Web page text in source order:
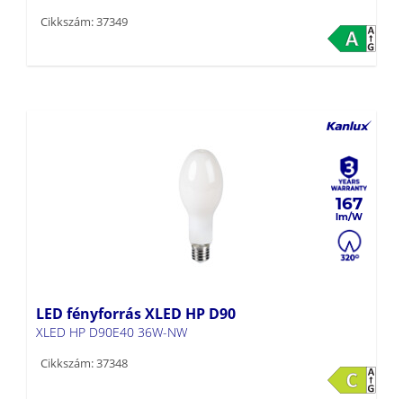
Cikkszám: 37349
167
LED fényforrás XLED HP D90
XLED HP D90E40 36W-NW
Cikkszám: 37348